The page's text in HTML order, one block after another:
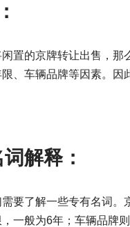
置的京牌转让出售，那
、车辆品牌等因素。因
解释：
要了解一些专有名词
一般为6年；车辆品牌